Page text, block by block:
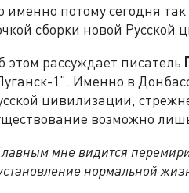
именно потому сегодня
сборки новой Русской
этом рассуждает писатель
1". Именно в
цивилизации,
возможно
мне видится
нормальной